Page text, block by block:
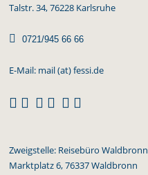
Talstr. 34, 76228 Karlsruhe
 0721/945 66 66
E-Mail: mail (at) fessi.de
  
Zweigstelle: Reisebüro Waldbronn
Marktplatz 6, 76337 Waldbronn